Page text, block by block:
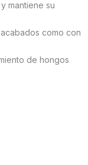
mantiene su
como con
de hongos